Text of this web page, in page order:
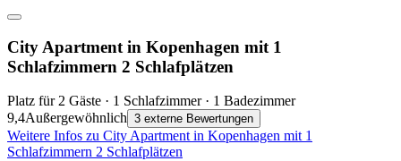
City Apartment in Kopenhagen mit 1
Schlafzimmern 2 Schlafplätzen
Platz für 2 Gäste · 1 Schlafzimmer · 1 Badezimmer
9,4Außergewöhnlich 3 externe Bewertungen
Weitere Infos zu City Apartment in Kopenhagen mit 1
Schlafzimmern 2 Schlafplätzen